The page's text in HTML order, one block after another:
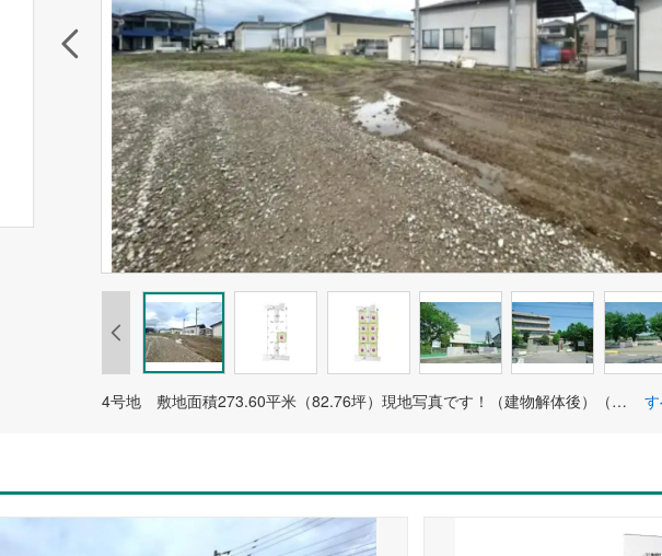
4号地 敷地面積273.60平米（82.76坪）現地写真です！（建物解体後）（2026/07/03撮影）